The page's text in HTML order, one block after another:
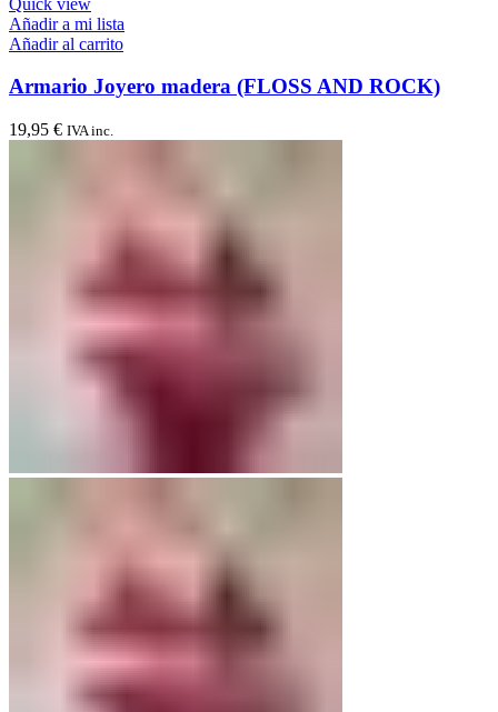
Añadir a mi lista
Añadir al carrito
Armario Joyero madera (FLOSS AND ROCK)
19,95 € IVA inc.